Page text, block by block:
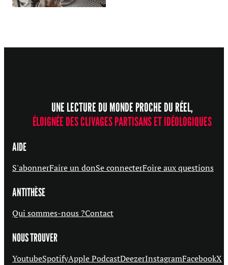
UNE LECTURE DU MONDE PROCHE DU RÉEL,
ÉLOIGNÉE DES CLIVAGES PARTISANS ET IDÉOLOGIQUES
AIDE
S'abonnerFaire un donSe connecterFoire aux questions
ANTITHÈSE
Qui sommes-nous ?Contact
NOUS TROUVER
YoutubeSpotifyApple PodcastDeezerInstagramFacebookX